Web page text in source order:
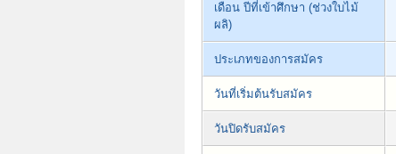
เดือน ปีที่เข้าศึกษา (ช่วงใบไม้
ผลิ)
ประเภทของการสมัคร
วันที่เริ่มต้นรับสมัคร
วันปิดรับสมัคร